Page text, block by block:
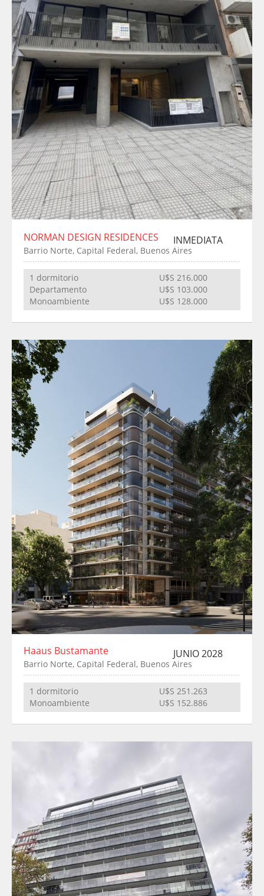
NORMAN DESIGN RESIDENCES INMEDIATA
Barrio Norte, Capital Federal, Buenos Aires
1 dormitorio
U$S 216.000
Departamento
U$S 103.000
Monoambiente
U$S 128.000
Haaus Bustamante JUNIO 2028
Barrio Norte, Capital Federal, Buenos Aires
1 dormitorio
U$S 251.263
Monoambiente
U$S 152.886